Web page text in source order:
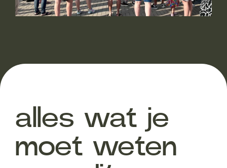
alles wat je
moet weten